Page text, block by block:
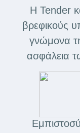
Η Tender
βρεφικούς
γνώμονα
ασφάλεια